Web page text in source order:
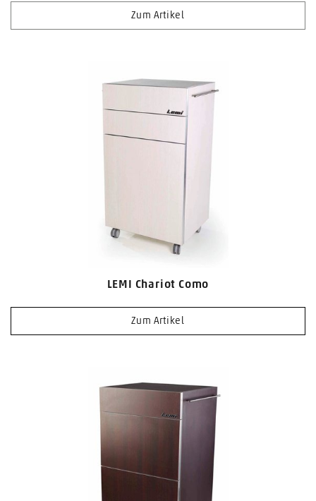
Zum Artikel
LEMI Chariot Como
Zum Artikel